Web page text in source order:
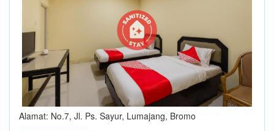
Alamat: No.7, Jl. Ps. Sayur, Lumajang, Bromo